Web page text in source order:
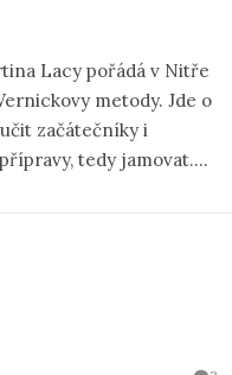
Lacy pořádá v Nitře
metody. Jde o
začátečníky i
tedy jamovat.